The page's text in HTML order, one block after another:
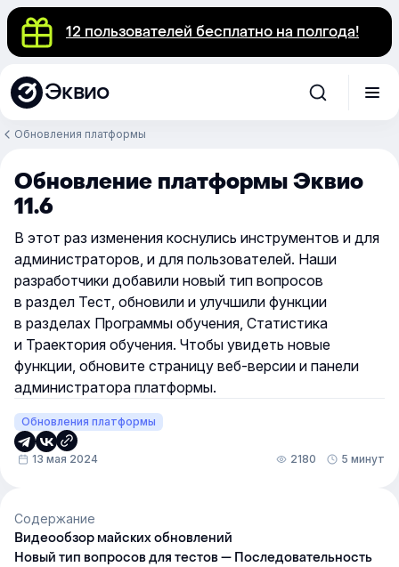
12 пользователей бесплатно на полгода!
Эквио
Обновления платформы
Обновление платформы Эквио
11.6
В этот раз изменения коснулись инструментов и для
администраторов, и для пользователей. Наши
разработчики добавили новый тип вопросов
в раздел Тест, обновили и улучшили функции
в разделах Программы обучения, Статистика
и Траектория обучения. Чтобы увидеть новые
функции, обновите страницу веб-версии и панели
администратора платформы.
Обновления платформы
13 мая 2024 2180 5 минут
Содержание
Видеообзор майских обновлений
Новый тип вопросов для тестов — Последовательность